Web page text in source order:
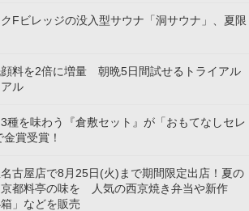
Fビレッジの没入型サウナ「洞サウナ」、夏限
顔料を2倍に増量 朝晩5日間試せるトライアル
ル
種を味わう『倉敷セット』が「おもてなしセレ
賞受賞！
古屋店で8月25日(火)まで期間限定出店！夏の
都料亭の味を 人気の西京焼き弁当や新作
」などを販売